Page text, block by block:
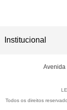
Institucional
Avenida
Todos os direitos